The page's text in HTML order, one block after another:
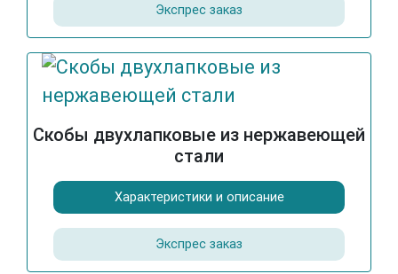
Экспрес заказ
Скобы двухлапковые из нержавеющей
стали
Характеристики и описание
Экспрес заказ